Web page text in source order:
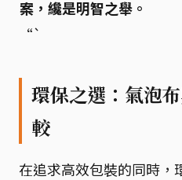
案，纔是明智之舉。
“`
環保之選：氣泡
較
在追求高效包裝的同時，